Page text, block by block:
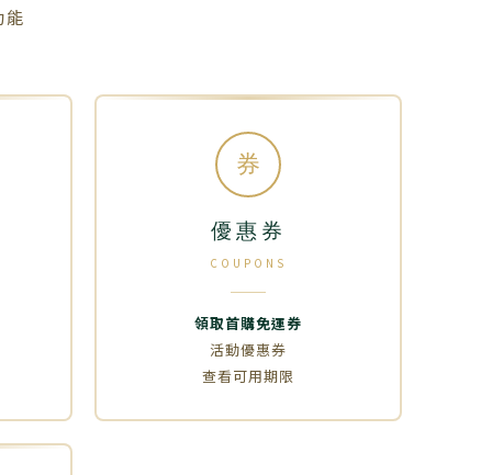
券
優惠券
COUPONS
領取首購免運券
活動優惠券
查看可用期限